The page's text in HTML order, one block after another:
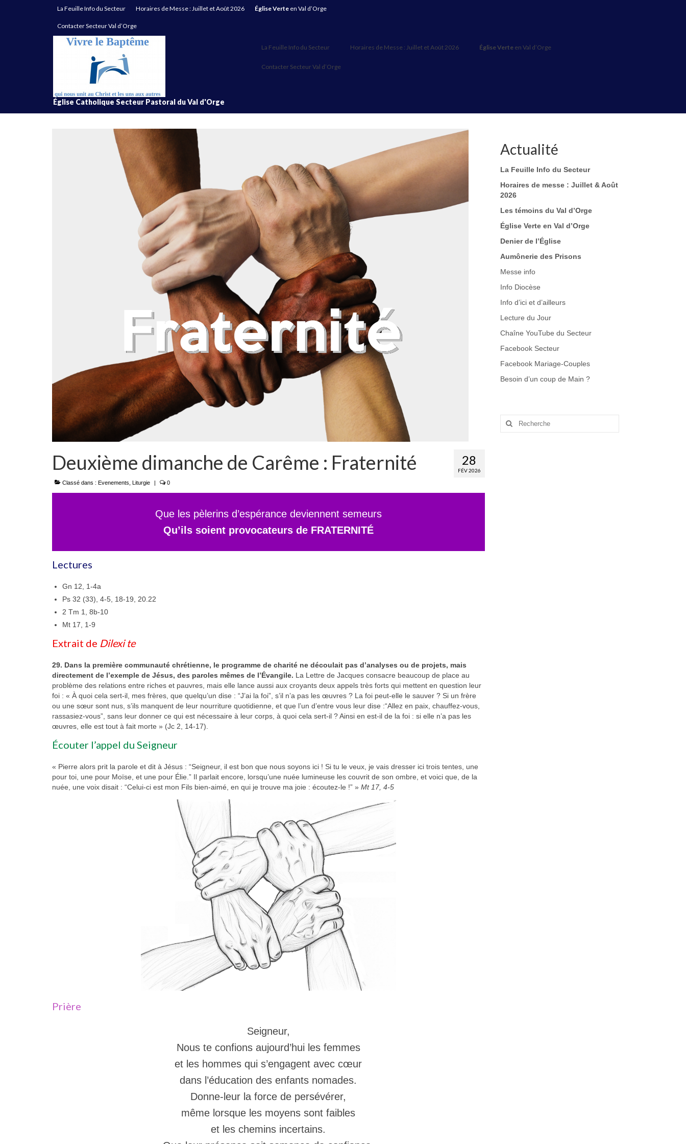
La Feuille Info du Secteur Horaires de Messe : Juillet et Août 2026 Église Verte en Val d’Orge
Contacter Secteur Val d’Orge
Église Catholique Secteur Pastoral du Val d'Orge
La Feuille Info du Secteur Horaires de Messe : Juillet et Août 2026 Église Verteen Val d’Orge
Contacter Secteur Val d’Orge
28
FÉV 2026
Deuxième dimanche de Carême : Fraternité
Classé dans : Evenements Liturgie | 0
Que les pèlerins d’espérance deviennent semeurs
Qu’ils soient provocateurs de FRATERNITÉ
Lectures
Gn 12, 1-4a
Ps 32 (33), 4-5, 18-19, 20.22
2 Tm 1, 8b-10
Mt 17, 1-9
Extrait de Dilexi te
29. Dans la première communauté chrétienne, le programme de charité ne découlait pas d’analyses ou de projets, mais
directement de l’exemple de Jésus, des paroles mêmes de l’Évangile. La Lettre de Jacques consacre beaucoup de place au
problème des relations entre riches et pauvres, mais elle lance aussi aux croyants deux appels très forts qui mettent en question leur
foi : « À quoi cela sert-il, mes frères, que quelqu’un dise : “J’ai la foi”, s’il n’a pas les œuvres ? La foi peut-elle le sauver ? Si un frère
ou une sœur sont nus, s’ils manquent de leur nourriture quotidienne, et que l’un d’entre vous leur dise :“Allez en paix, chauffez-vous,
rassasiez-vous”, sans leur donner ce qui est nécessaire à leur corps, à quoi cela sert-il ? Ainsi en est-il de la foi : si elle n’a pas les
œuvres, elle est tout à fait morte » (Jc 2, 14-17).
Écouter l’appel du Seigneur
« Pierre alors prit la parole et dit à Jésus : “Seigneur, il est bon que nous soyons ici ! Si tu le veux, je vais dresser ici trois tentes, une
pour toi, une pour Moïse, et une pour Élie.” Il parlait encore, lorsqu’une nuée lumineuse les couvrit de son ombre, et voici que, de la
nuée, une voix disait : “Celui-ci est mon Fils bien-aimé, en qui je trouve ma joie : écoutez-le !” » Mt 17, 4-5
Prière
Seigneur,
Nous te confions aujourd’hui les femmes
et les hommes qui s’engagent avec cœur
dans l’éducation des enfants nomades.
Donne-leur la force de persévérer,
même lorsque les moyens sont faibles
et les chemins incertains.
Actualité
La Feuille Info du Secteur
Horaires de messe : Juillet & Août
2026
Les témoins du Val d’Orge
Église Verte en Val d’Orge
Denier de l’Église
Aumônerie des Prisons
Messe info
Info Diocèse
Info d’ici et d’ailleurs
Lecture du Jour
Chaîne YouTube du Secteur
Facebook Secteur
Facebook Mariage-Couples
Besoin d’un coup de Main ?
Rechercher